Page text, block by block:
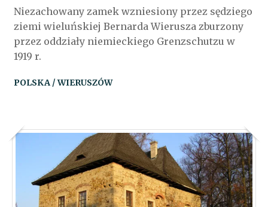
Niezachowany zamek wzniesiony przez sędziego
ziemi wieluńskiej Bernarda Wierusza zburzony
przez oddziały niemieckiego Grenzschutzu w
1919 r.
POLSKA / WIERUSZÓW